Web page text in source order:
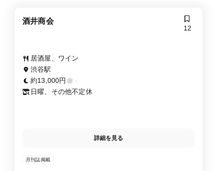
酒井商会
12
居酒屋、ワイン
渋谷駅
約13,000円
-
日曜、その他不定休
詳細を見る
月刊誌掲載